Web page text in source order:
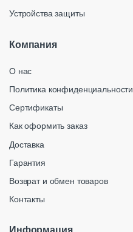
Устройства защиты
Компания
О нас
Политика конфиденциальности
Сертификаты
Как оформить заказ
Доставка
Гарантия
Возврат и обмен товаров
Контакты